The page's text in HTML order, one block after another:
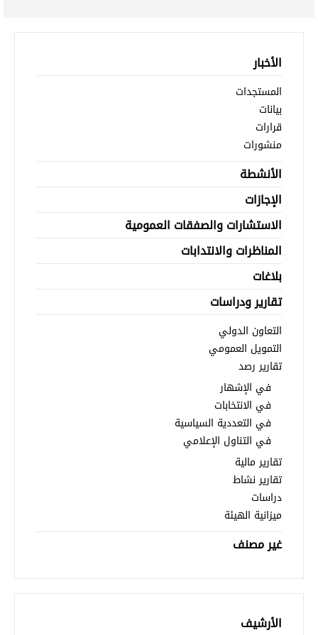
الأخبار
المستجدات
بيانات
قرارات
منشورات
الأنشطة
الإجازات
الاستشارات والصفقات العمومية
المناظرات والانتدابات
بلاغات
تقارير ودراسات
التعاون الدولي
التمويل العمومي
تقارير رصد
في الإشهار
في الانتخابات
في التعددية السياسية
في التناول الإعلامي
تقارير مالية
تقارير نشاط
دراسات
ميزانية الهيئة
غير مصنف
الأرشيف